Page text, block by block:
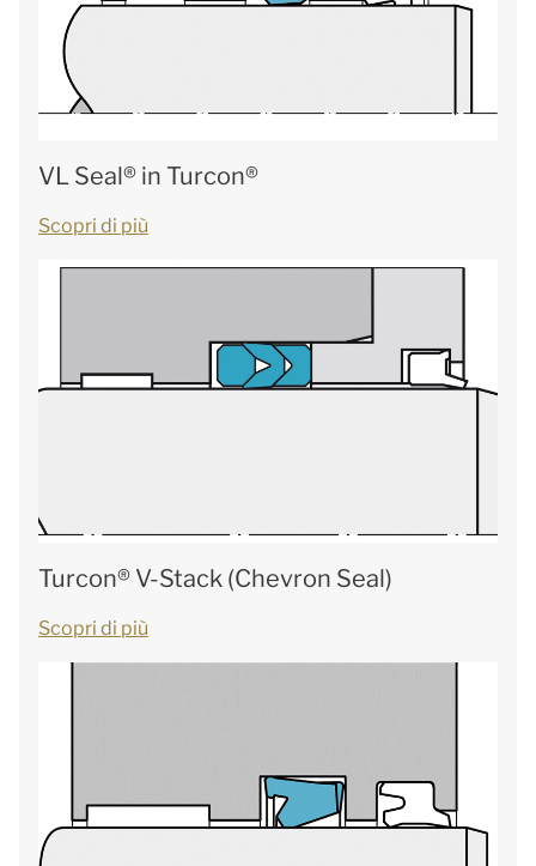
VL Seal® in Turcon®
Scopri di più
Turcon® V-Stack (Chevron Seal)
Scopri di più